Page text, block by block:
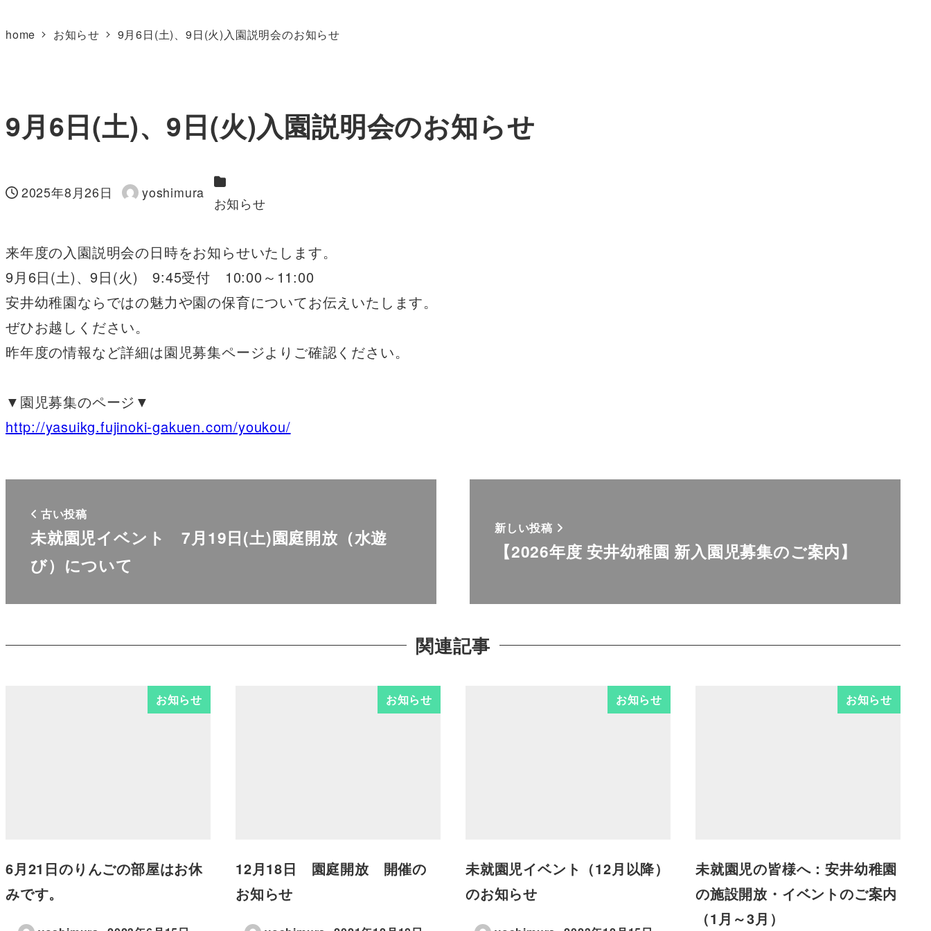
home お知らせ 9月6日(土)、9日(火)入園説明会のお知らせ
9月6日(土)、9日(火)入園説明会のお知らせ
投稿日
2025年8月26日
著
yoshimura
カテゴリー
お知らせ
来年度の入園説明会の日時をお知らせいたします。
9月6日(土)、9日(火) 9:45受付 10:00～11:00
安井幼稚園ならではの魅力や園の保育についてお伝えいたします。
ぜひお越しください。
昨年度の情報など詳細は園児募集ページよりご確認ください。
▼園児募集のページ▼
http://yasuikg.fujinoki-gakuen.com/youkou/
古い投稿
未就園児イベント 7月19日(土)園庭開放（水遊
び）について
新しい投稿
【2026年度 安井幼稚園 新入園児募集のご案内】
関連記事
お知らせ
6月21日のりんごの部屋はお休
みです。
お知らせ
12月18日 園庭開放 開催の
お知らせ
お知らせ
未就園児イベント（12月以降）
のお知らせ
お知らせ
未就園児の皆様へ：安井幼稚園
の施設開放・イベントのご案内
（1月～3月）